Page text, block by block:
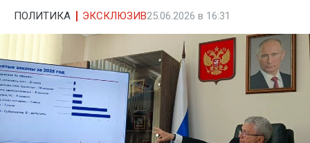
ПОЛИТИКА ЭКСКЛЮЗИВ25.06.2026 в 16:31